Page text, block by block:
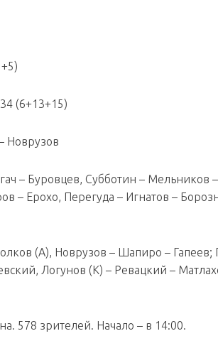
(6+13+15)
Новрузов
– Буровцев, Субботин – Мельников
– Ерохо, Перегуда – Игнатов –
(А), Новрузов – Шапиро –
Логунов (К) – Ревацкий –
578 зрителей. Начало – в 14:00.